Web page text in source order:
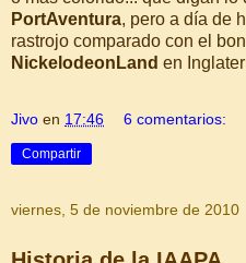
PortAventura, pero a día de
rastrojo comparado con el
NickelodeonLand en
Jivo en 17:46 6 comentarios:
Compartir
viernes, 5 de noviembre de 2010